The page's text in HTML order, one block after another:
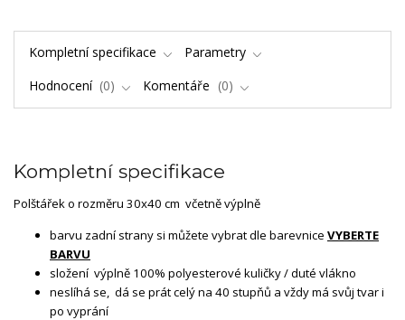
Kompletní specifikace
Parametry
Hodnocení
0 Komentáře 0
Kompletní specifikace
Polštářek o rozměru 30x40 cm včetně výplně
barvu zadní strany si můžete vybrat dle barevnice VYBERTE
BARVU
složení výplně 100% polyesterové kuličky / duté vlákno
neslíhá se, dá se prát celý na 40 stupňů a vždy má svůj tvar i
po vyprání